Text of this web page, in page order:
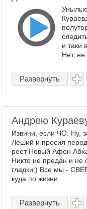
и таки
Нет,
идеи
...
Развернуть
Андрею
Извини, если ЧО. Ну,
Леший и просил
реет Новый Афон
Никто не предан и не
гладки;) Все мы -
куда по жизни ...
Развернуть